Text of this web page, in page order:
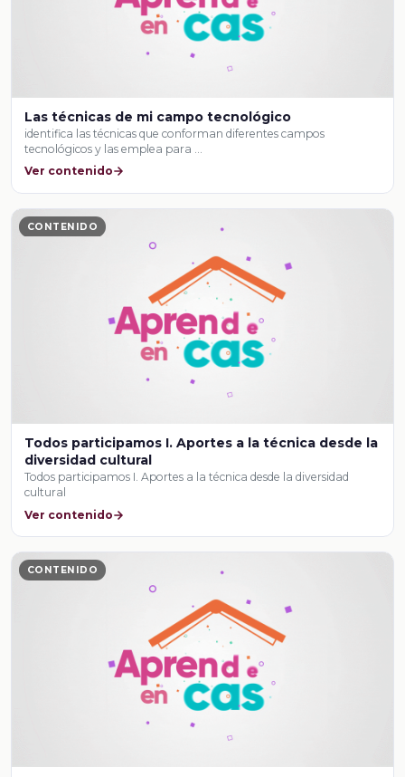
Las técnicas de mi campo tecnológico
identifica las técnicas que conforman diferentes campos
tecnológicos y las emplea para …
Ver contenido
CONTENIDO
Todos participamos I. Aportes a la técnica desde la
diversidad cultural
Todos participamos I. Aportes a la técnica desde la diversidad
cultural
Ver contenido
CONTENIDO